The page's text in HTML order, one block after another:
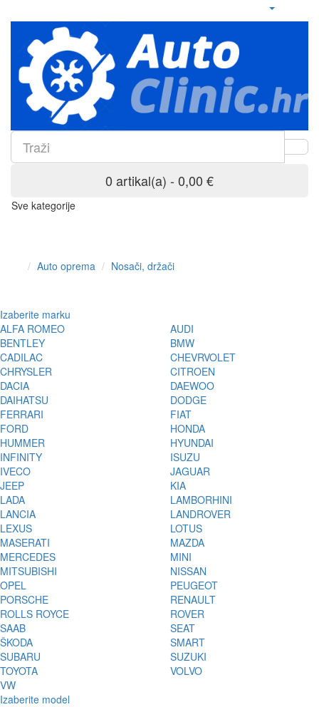
0 artikal(a) - 0,00 €
Sve kategorije
Auto oprema Nosači, držači
Izaberite marku
ALFA ROMEO
AUDI
BENTLEY
BMW
CADILAC
CHEVRVOLET
CHRYSLER
CITROEN
DACIA
DAEWOO
DAIHATSU
DODGE
FERRARI
FIAT
FORD
HONDA
HUMMER
HYUNDAI
INFINITY
ISUZU
IVECO
JAGUAR
JEEP
KIA
LADA
LAMBORHINI
LANCIA
LANDROVER
LEXUS
LOTUS
MASERATI
MAZDA
MERCEDES
MINI
MITSUBISHI
NISSAN
OPEL
PEUGEOT
PORSCHE
RENAULT
ROLLS ROYCE
ROVER
SAAB
SEAT
ŠKODA
SMART
SUBARU
SUZUKI
TOYOTA
VOLVO
VW
Izaberite model